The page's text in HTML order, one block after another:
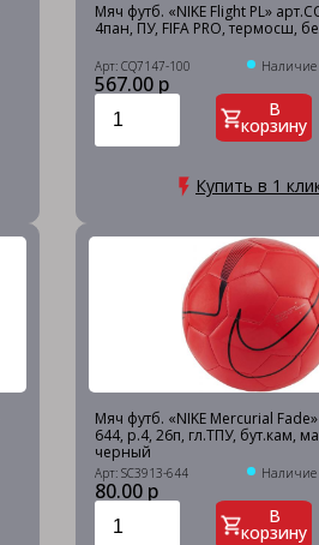
Мяч футб. «NIKE Flight PL»
4пан, ПУ, FIFA PRO, термосш,
Арт: CQ7147-100 Наличие
567.00 р
В
корзину
Купить в 1
Мяч футб. «NIKE Mercurial
644, р.4, 26п, гл.ТПУ, бут.кам,
черный
Арт: SC3913-644 Наличие
80.00 р
В
корзину